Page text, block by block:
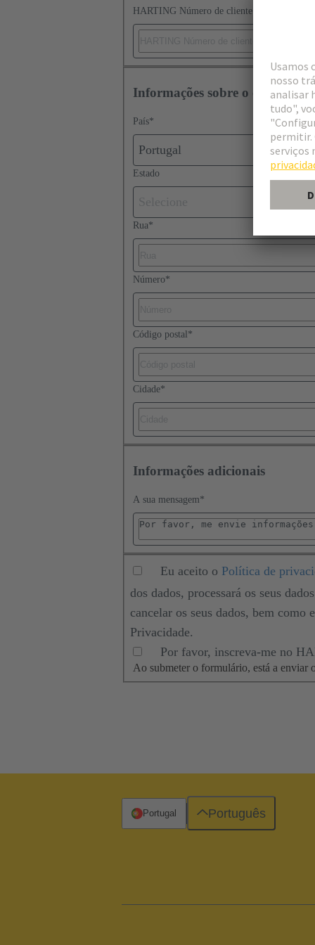
HARTING Número de cliente
Informações sobre o endereço
País*
Portugal
Estado
Rua*
Número*
Código postal *
Cidade*
Informações adicionais
A sua mensagem*
Eu aceito o Política de
dos dados, processará os seus
cancelar os seus dados, bem
Privacidade.
Por favor, inscreva-me no
Ao submeter o formulário, está a
Portugal Português